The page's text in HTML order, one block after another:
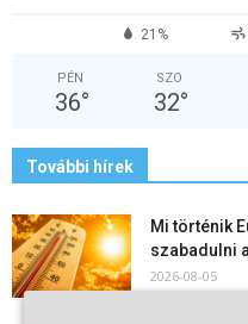
21%
PÉN
36°
SZO
32°
További hírek
Mi történik
szabadulni
2026-08-05